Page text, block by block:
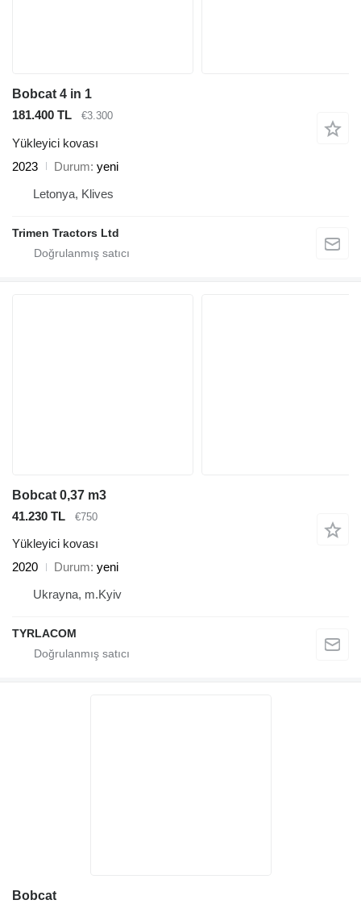
Bobcat 4 in 1
181.400 TL
€3.300
Yükleyici kovası
2023
Durum yeni
Letonya, Klives
Trimen Tractors Ltd
Bobcat 0,37 m3
41.230 TL
€750
Yükleyici kovası
2020
Durum yeni
Ukrayna, m.Kyiv
TYRLACOM
Bobcat